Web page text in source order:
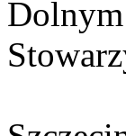
Dolnym